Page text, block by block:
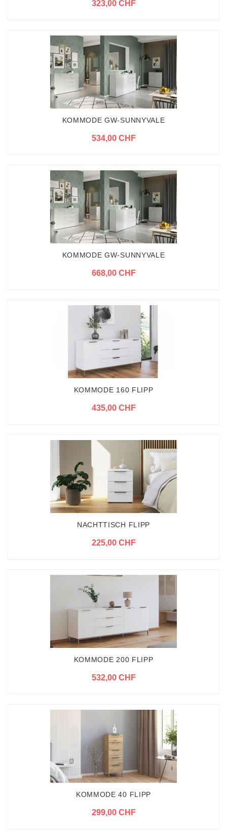
323,00 CHF
KOMMODE GW-SUNNYVALE
534,00 CHF
KOMMODE GW-SUNNYVALE
668,00 CHF
KOMMODE 160 FLIPP
435,00 CHF
NACHTTISCH FLIPP
225,00 CHF
KOMMODE 200 FLIPP
532,00 CHF
KOMMODE 40 FLIPP
299,00 CHF